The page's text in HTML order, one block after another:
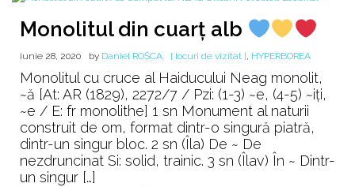
Monolitul din cuarţ alb
iunie 28, 2020 by Daniel ROȘCA [ locuri de vizitat ], HYPERBOREA
Monolitul cu cruce al Haiducului Neag monolit,
~ă [At: AR (1829), 2272/7 / Pzi: (1-3) ~e, (4-5) ~iți,
~e / E: fr monolithe] 1 sn Monument al naturii
construit de om, format dintr-o singură piatră,
dintr-un singur bloc. 2 sn (Îla) De ~ De
nezdruncinat Si: solid, trainic. 3 sn (Îlav) În ~ Dintr-
un singur […]